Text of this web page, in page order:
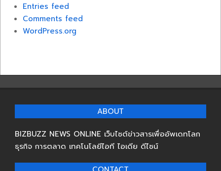
Entries feed
Comments feed
WordPress.org
ABOUT
BIZBUZZ NEWS ONLINE เว็บไซต์ข่าวสารเพื่ออัพเดทโลก
ธุรกิจ การตลาด เทคโนโลยีไอที ไอเดีย ดีไซน์